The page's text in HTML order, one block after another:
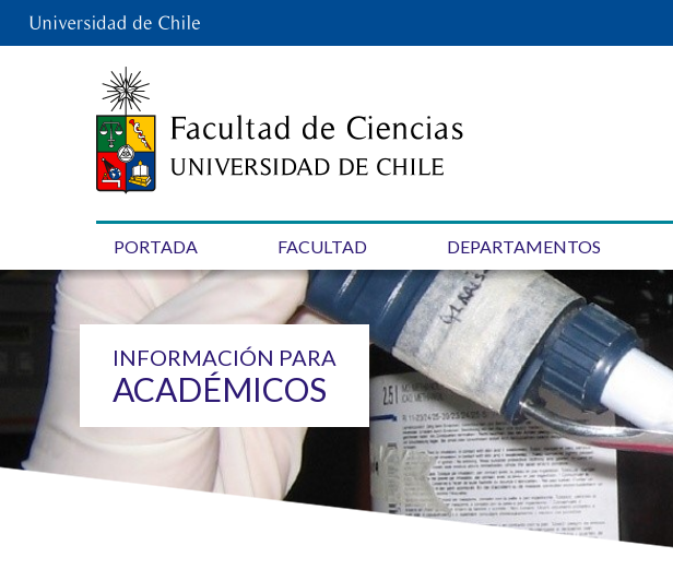
PORTADA FACULTAD DEPARTAMENTOS
ACADÉMICOS